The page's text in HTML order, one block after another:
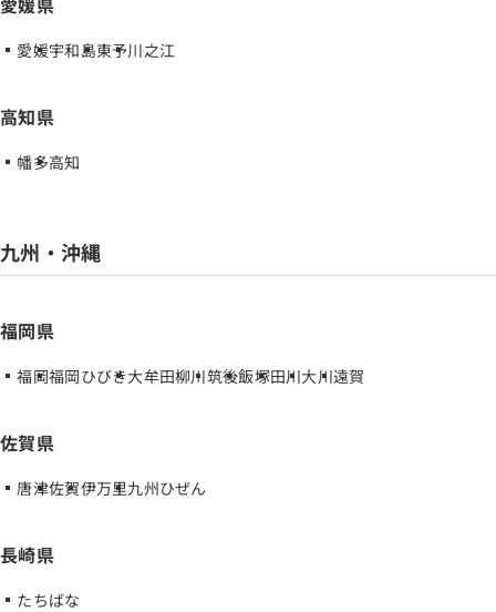
愛媛宇和島東予川之江
高知県
幡多高知
九州・沖縄
福岡県
福岡福岡ひびき大牟田柳川筑後飯塚田川大川遠賀
佐賀県
唐津佐賀伊万里九州ひぜん
長崎県
たちばな